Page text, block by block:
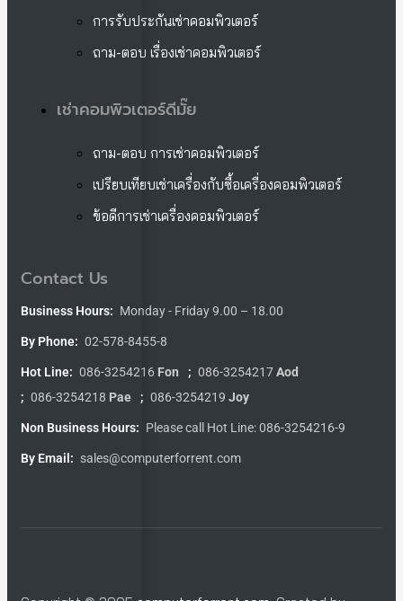
การรับประกันเช่าคอมพิวเตอร์
ถาม-ตอบ เรื่องเช่าคอมพิวเตอร์
เช่าคอมพิวเตอร์ดีมั๊ย
ถาม-ตอบ การเช่าคอมพิวเตอร์
เปรียบเทียบเช่าเครื่องกับซื้อเครื่องคอมพิวเตอร์
ข้อดีการเช่าเครื่องคอมพิวเตอร์
Contact Us
Business Hours: Monday - Friday 9.00 – 18.00
By Phone: 02-578-8455-8
Hot Line: 086-3254216 Fon ; 086-3254217Aod
; 086-3254218 Pae ; 086-3254219 Joy
Non Business Hours: Please call Hot Line: 086-3254216-9
By Email: sales@computerforrent.com